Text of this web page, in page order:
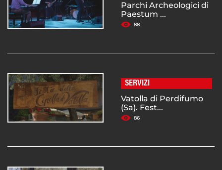
Parchi Archeologici di
Paestum ...
88
SERVIZI
Vatolla di Perdifumo
(Sa). Fest...
86